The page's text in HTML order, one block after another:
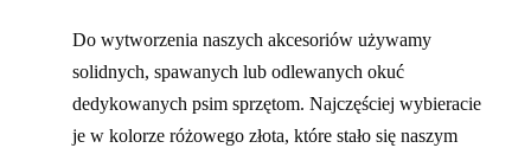
Do wytworzenia naszych akcesoriów używamy
solidnych, spawanych lub odlewanych okuć
dedykowanych psim sprzętom. Najczęściej wybieracie
je w kolorze różowego złota, które stało się naszym